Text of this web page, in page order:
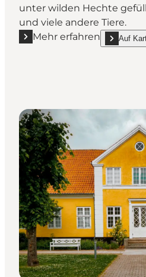
unter wilden Hechte
und viele andere Tiere.
Mehr erfahren
Mehr erfahren "AQUAAuf
show